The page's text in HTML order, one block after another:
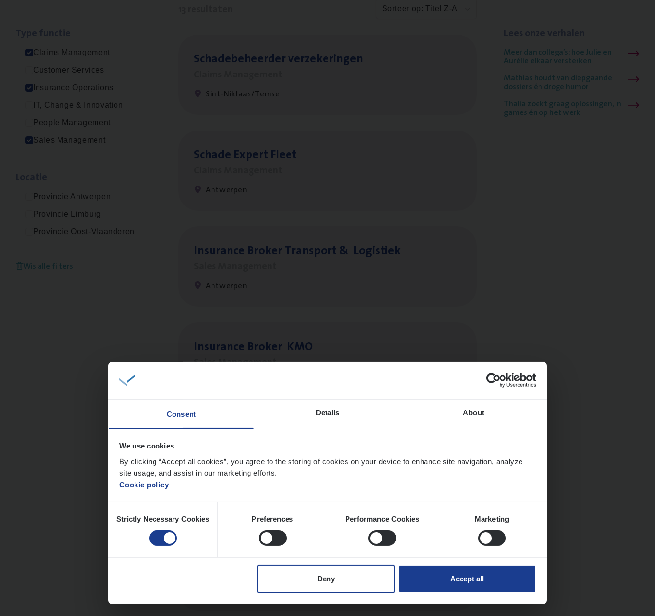
Consent Details About
We use cookies
By clicking “Accept all cookies”, you agree to the storing of cookies on your device to enhance site navigation, analyze
site usage, and assist in our marketing efforts.
Cookie policy
Selection
Strictly Necessary Cookies Preferences Performance Cookies Marketing
Deny Accept all
Claims Management
Customer Services
Insurance Operations
IT, Change & Innovation
People Management
Sales Management
Provincie Antwerpen
Provincie Limburg
Provincie Oost-Vlaanderen
Wis alle filters
Sorteer op: Titel Z-A
Scha­de­be­heer­der verzekeringen
Sint-Niklaas/Temse
Scha­de Expert Fleet
Antwerpen
Insu­ran­ce Bro­ker Trans­port& Logistiek
Antwerpen
Insu­ran­ce Bro­ker KMO
Sales Management
Public
Insurance Operations
Insurance Operations
Antwerpen en Hasselt
Meer dan collega’s: hoe Julie en
Aurélie elkaar versterken
Mathias houdt van diepgaande
dossiers én droge humor
Thalia zoekt graag oplossingen, in
games én op het werk